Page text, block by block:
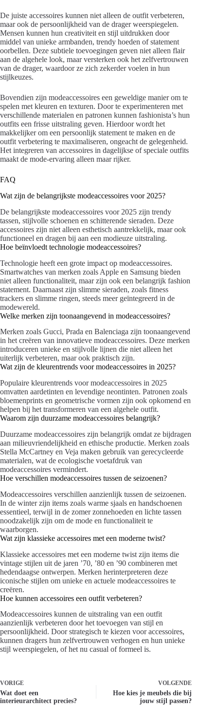
De juiste accessoires kunnen niet alleen de outfit verbeteren,
maar ook de persoonlijkheid van de drager weerspiegelen.
Mensen kunnen hun creativiteit en stijl uitdrukken door
middel van unieke armbanden, trendy hoeden of statement
oorbellen. Deze subtiele toevoegingen geven niet alleen flair
aan de algehele look, maar versterken ook het zelfvertrouwen
van de drager, waardoor ze zich zekerder voelen in hun
stijlkeuzes.
Bovendien zijn modeaccessoires een geweldige manier om te
spelen met kleuren en texturen. Door te experimenteren met
verschillende materialen en patronen kunnen fashionista’s hun
outfits een frisse uitstraling geven. Hierdoor wordt het
makkelijker om een persoonlijk statement te maken en de
outfit verbetering te maximaliseren, ongeacht de gelegenheid.
Het integreren van accessoires in dagelijkse of speciale outfits
maakt de mode-ervaring alleen maar rijker.
FAQ
Wat zijn de belangrijkste modeaccessoires voor 2025?
De belangrijkste modeaccessoires voor 2025 zijn trendy
tassen, stijlvolle schoenen en schitterende sieraden. Deze
accessoires zijn niet alleen esthetisch aantrekkelijk, maar ook
functioneel en dragen bij aan een modieuze uitstraling.
Hoe beïnvloedt technologie modeaccessoires?
Technologie heeft een grote impact op modeaccessoires.
Smartwatches van merken zoals Apple en Samsung bieden
niet alleen functionaliteit, maar zijn ook een belangrijk fashion
statement. Daarnaast zijn slimme sieraden, zoals fitness
trackers en slimme ringen, steeds meer geïntegreerd in de
modewereld.
Welke merken zijn toonaangevend in modeaccessoires?
Merken zoals Gucci, Prada en Balenciaga zijn toonaangevend
in het creëren van innovatieve modeaccessoires. Deze merken
introduceren unieke en stijlvolle lijnen die niet alleen het
uiterlijk verbeteren, maar ook praktisch zijn.
Wat zijn de kleurentrends voor modeaccessoires in 2025?
Populaire kleurentrends voor modeaccessoires in 2025
omvatten aardetinten en levendige neontinten. Patronen zoals
bloemenprints en geometrische vormen zijn ook opkomend en
helpen bij het transformeren van een algehele outfit.
Waarom zijn duurzame modeaccessoires belangrijk?
Duurzame modeaccessoires zijn belangrijk omdat ze bijdragen
aan milieuvriendelijkheid en ethische productie. Merken zoals
Stella McCartney en Veja maken gebruik van gerecycleerde
materialen, wat de ecologische voetafdruk van
modeaccessoires vermindert.
Hoe verschillen modeaccessoires tussen de seizoenen?
Modeaccessoires verschillen aanzienlijk tussen de seizoenen.
In de winter zijn items zoals warme sjaals en handschoenen
essentieel, terwijl in de zomer zonnehoeden en lichte tassen
noodzakelijk zijn om de mode en functionaliteit te
waarborgen.
Wat zijn klassieke accessoires met een moderne twist?
Klassieke accessoires met een moderne twist zijn items die
vintage stijlen uit de jaren ’70, ’80 en ’90 combineren met
hedendaagse ontwerpen. Merken herinterpreteren deze
iconische stijlen om unieke en actuele modeaccessoires te
creëren.
Hoe kunnen accessoires een outfit verbeteren?
Modeaccessoires kunnen de uitstraling van een outfit
aanzienlijk verbeteren door het toevoegen van stijl en
persoonlijkheid. Door strategisch te kiezen voor accessoires,
kunnen dragers hun zelfvertrouwen verhogen en hun unieke
stijl weerspiegelen, of het nu casual of formeel is.
VORIGE
Wat doet een
interieurarchitect precies?
VOLGENDE
Hoe kies je meubels die bij
jouw stijl passen?